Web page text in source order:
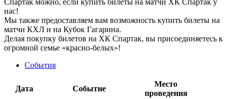
нас!
Мы также предоставляем вам возможность купить билеты на
матчи КХЛ и на Кубок Гагарина.
Делая покупку билетов на ХК Спартак, вы присоединяетесь к
огромной семье «красно-белых»!
События
Дата Событие
Место
проведения